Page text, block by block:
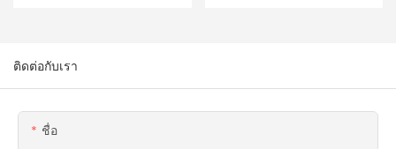
ติดต่อกับเรา
ชื่อ